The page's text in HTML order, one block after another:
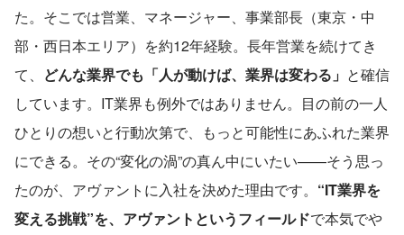
た。そこでは営業、マネージャー、事業部長（東京・中
部・西日本エリア）を約12年経験。長年営業を続けてき
て、 どんな業界でも「人が動けば、業界は変わる」 と確信
しています。IT業界も例外ではありません。目の前の一人
ひとりの想いと行動次第で、もっと可能性にあふれた業界
にできる。その“変化の渦”の真ん中にいたい——そう思っ
たのが、アヴァントに入社を決めた理由です。 “IT業界を
変える挑戦”を、アヴァントというフィールドで本気でや